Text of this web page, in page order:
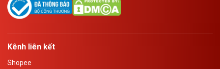
Kênh liên kết
Shopee